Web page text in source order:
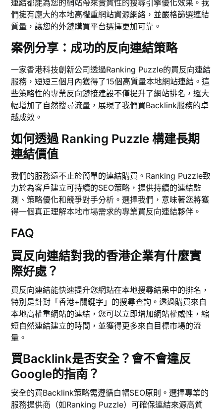
連結都能為您的網站帶來實質性的搜尋引擎優化效果。我
們擁有龐大的本地高權重網站資源網絡，並嚴格篩選連結
質量，讓您的外鏈購買平台選擇更加可靠。
案例分享：成功的反向連結策略
一家香港科技創新公司透過Ranking Puzzle的買反向連結
服務，短短三個月內獲得了15個高質量本地網站連結。這
些策略性的專業反向鏈接建設不僅提升了網站排名，還大
幅增加了自然搜尋流量，展現了我們買Backlink服務的卓
越成效。
如何透過 Ranking Puzzle 構建長期
連結價值
我們的服務遠不止於簡單的連結購買。Ranking Puzzle致
力於為客戶建立可持續的SEO策略，提供持續的連結監
測、策略優化和競爭對手分析。選擇我們，意味著您將獲
得一個真正理解本地市場需求的專業買反向連結夥伴。
FAQ
買反向連結對我的香港企業有什麼實
際好處？
買反向連結能快速提升您網站在本地搜尋結果中的排名，
特別是針對「香港+關鍵字」的搜尋查詢。透過購買來自
本地高權重網站的連結，您可以立即增加網站權威性，縮
短自然連結建立的時間，並獲得更多來自目標市場的流
量。
買Backlink是否安全？會不會違反
Google的指南？
安全的買Backlink策略需遵循白帽SEO原則。選擇專業的
服務提供商（如Ranking Puzzle）可確保連結來源高質